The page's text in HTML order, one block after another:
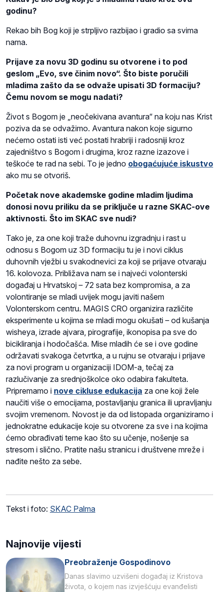
godinu?
Rekao bih Bog koji je strpljivo razbijao i gradio sa svima
nama.
Prijave za novu 3D godinu su otvorene i to pod
geslom „Evo, sve činim novo“. Što biste poručili
mladima zašto da se odvaže upisati 3D formaciju?
Čemu novom se mogu nadati?
Život s Bogom je „neočekivana avantura“ na koju nas Krist
poziva da se odvažimo. Avantura nakon koje sigurno
nećemo ostati isti već postati hrabriji i radosniji kroz
zajedništvo s Bogom i drugima, kroz razne izazove i
teškoće te rad na sebi. To je jedno obogaćujuće iskustvo
ako mu se otvoriš.
Početak nove akademske godine mladim ljudima
donosi novu priliku da se priključe u razne SKAC-ove
aktivnosti. Što im SKAC sve nudi?
Tako je, za one koji traže duhovnu izgradnju i rast u
odnosu s Bogom uz 3D formaciju tu je i novi ciklus
duhovnih vježbi u svakodnevici za koji se prijave otvaraju
16. kolovoza. Približava nam se i najveći volonterski
događaj u Hrvatskoj – 72 sata bez kompromisa, a za
volontiranje se mladi uvijek mogu javiti našem
Volonterskom centru. MAGIS CRO organizira različite
eksperimente u kojima se mladi mogu okušati – od kušanja
wisheya, izrade ajvara, pirografije, ikonopisa pa sve do
bicikliranja i hodočašća. Mise mladih će se i ove godine
održavati svakoga četvrtka, a u rujnu se otvaraju i prijave
za novi program u organizaciji IDOM-a, tečaj za
razlučivanje za srednjoškolce oko odabira fakulteta.
Pripremamo i nove cikluse edukacija za one koji žele
naučiti više o emocijama, postavljanju granica ili upravljanju
svojim vremenom. Novost je da od listopada organiziramo i
jednokratne edukacije koje su otvorene za sve i na kojima
ćemo obrađivati teme kao što su učenje, nošenje sa
stresom i slično. Pratite našu stranicu i društvene mreže i
nađite nešto za sebe.
Tekst i foto: SKAC Palma
Najnovije vijesti
Preobraženje Gospodinovo
Danas slavimo uzvišeni događaj iz Kristova
života, o kojem nas izvješćuju evanđelisti